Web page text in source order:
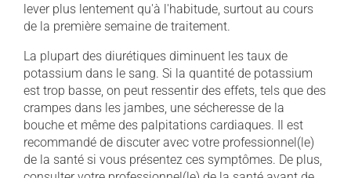
lever plus lentement qu'à l'habitude, surtout au cours
de la première semaine de traitement.
La plupart des diurétiques diminuent les taux de
potassium dans le sang. Si la quantité de potassium
est trop basse, on peut ressentir des effets, tels que des
crampes dans les jambes, une sécheresse de la
bouche et même des palpitations cardiaques. Il est
recommandé de discuter avec votre professionnel(le)
de la santé si vous présentez ces symptômes. De plus,